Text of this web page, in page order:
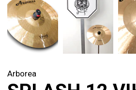
Arborea